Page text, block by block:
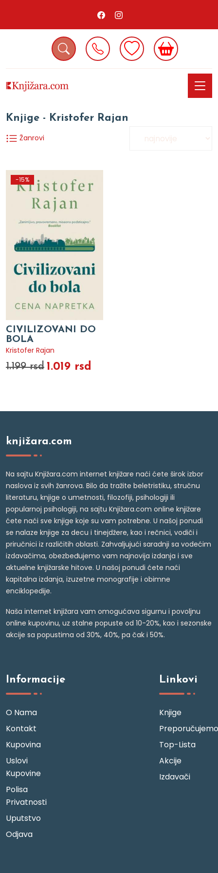
Knjige - Kristofer Rajan
Žanrovi
-15%
CIVILIZOVANI DO
BOLA
Kristofer Rajan
1.199 rsd 1.019 rsd
knjižara.com
Na sajtu Knjižara.com internet knjižare naći ćete širok izbor
naslova iz svih žanrova. Bilo da tražite beletristiku, stručnu
literaturu, knjige o umetnosti, filozofiji, psihologiji ili
popularnoj psihologiji, na sajtu Knjižara.com online knjižare
ćete naći sve knjige koje su vam potrebne. U našoj ponudi
se nalaze knjige za decu i tinejdžere, kao i rečnici, vodiči i
priručnici iz različitih oblasti. Zahvaljujući saradnji sa vodećim
izdavačima, obezbeđujemo vam najnovija izdanja i sve
aktuelne knjižarske hitove. U našoj ponudi ćete naći
kapitalna izdanja, izuzetne monografije i obimne
enciklopedije.
Naša internet knjižara vam omogućava sigurnu i povoljnu
online kupovinu, uz stalne popuste od 10-20%, kao i sezonske
akcije sa popustima od 30%, 40%, pa čak i 50%.
Informacije
O Nama
Kontakt
Kupovina
Uslovi
Kupovine
Polisa
Privatnosti
Uputstvo
Odjava
Linkovi
Knjige
Preporučujemo
Top-Lista
Akcije
Izdavači